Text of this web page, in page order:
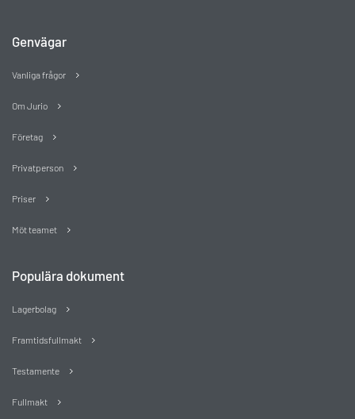
Genvägar
Vanliga frågor
Om Jurio
Företag
Privatperson
Priser
Möt teamet
Populära dokument
Lagerbolag
Framtidsfullmakt
Testamente
Fullmakt